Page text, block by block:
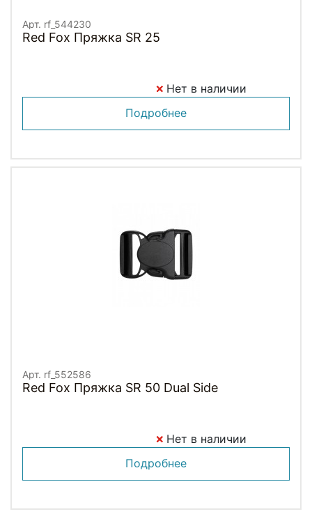
Арт. rf_544230
Red Fox Пряжка SR 25
Нет в наличии
Подробнее
Арт. rf_552586
Red Fox Пряжка SR 50 Dual Side
Нет в наличии
Подробнее